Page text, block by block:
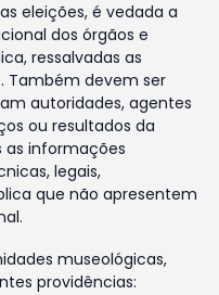
eleições, é vedada a
dos órgãos e
ressalvadas as
Também devem ser
autoridades, agentes
ou resultados da
as informações
legais,
que não apresentem
museológicas,
providências: